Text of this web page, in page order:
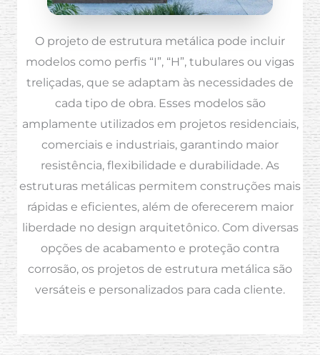
O projeto de estrutura metálica pode incluir
modelos como perfis “I”, “H”, tubulares ou vigas
treliçadas, que se adaptam às necessidades de
cada tipo de obra. Esses modelos são
amplamente utilizados em projetos residenciais,
comerciais e industriais, garantindo maior
resistência, flexibilidade e durabilidade. As
estruturas metálicas permitem construções mais
rápidas e eficientes, além de oferecerem maior
liberdade no design arquitetônico. Com diversas
opções de acabamento e proteção contra
corrosão, os projetos de estrutura metálica são
versáteis e personalizados para cada cliente.